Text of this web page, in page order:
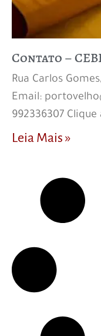
Contato –
Rua Carlos
Email:
992336307
Leia Mais »